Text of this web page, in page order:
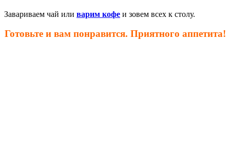
Завариваем чай или варим кофе и зовем всех к столу.
Готовьте и вам понравится. Приятного аппетита!